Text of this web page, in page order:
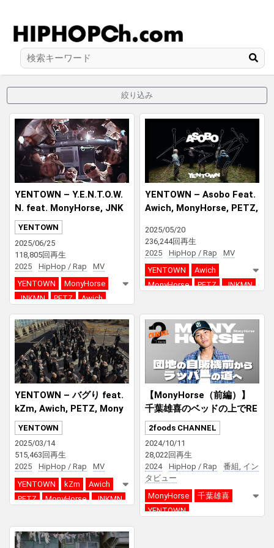
絞り込み
YENTOWN – Y.E.N.T.O.W.
N. feat. MonyHorse, JNK
MN, PETZ, Awich & kZm
(Prod. Chaki Zulu & Ryu
w)
YENTOWN
2025/06/25
118,805回再生
2025
HipHop / Rap
MV
YENTOWN
MonyHorse
JNKMN
PETZ
Awich
kZm
Chaki Zulu Ryuw
YENTOWN – Asobo Feat.
Awich, MonyHorse, PETZ,
ki Zulu)
2025/05/20
236,244回再生
2025
HipHop / Rap
MV
YENTOWN
Awich
MonyHorse
PETZ
JNKMN
YENTOWN – バグり feat.
kZm, Awich, PETZ, Mony
Horse & JNKMN (Prod. DJ
JAM)
YENTOWN
2025/03/14
515,463回再生
2025
HipHop / Rap
MV
YENTOWN
kZm
Awich
PETZ
MonyHorse
JNKMN
【MonyHorse（前編）】
千葉雄喜のベッドの上でRE
C!?所属するクルー「YENT
OWN」のエピソード｜2fo
ods CHANNEL
2foods CHANNEL
2024/10/11
28,022回再生
2024
HipHop / Rap
番組, イン
タビュー
MonyHorse
千葉雄喜
YENTOWN